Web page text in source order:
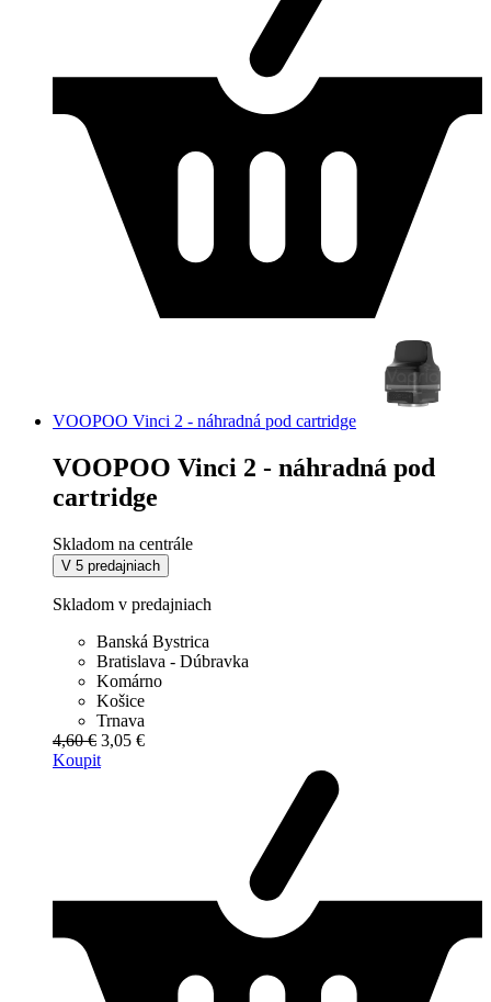
VOOPOO Vinci 2 - náhradná pod cartridge
VOOPOO Vinci 2 - náhradná pod
cartridge
Skladom na centrále
V 5 predajniach
Skladom v predajniach
Banská Bystrica
Bratislava - Dúbravka
Komárno
Košice
Trnava
4,60 € 3,05 €
Koupit